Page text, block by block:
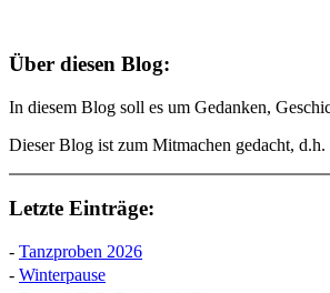
Über diesen Blog:
In diesem Blog soll es um Gedanken,
Dieser Blog ist zum Mitmachen gedacht,
Letzte Einträge:
- Tanzproben 2026
- Winterpause